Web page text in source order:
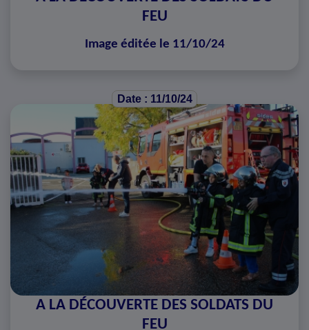
FEU
Image éditée le 11/10/24
Date : 11/10/24
A LA DÉCOUVERTE DES SOLDATS DU
FEU